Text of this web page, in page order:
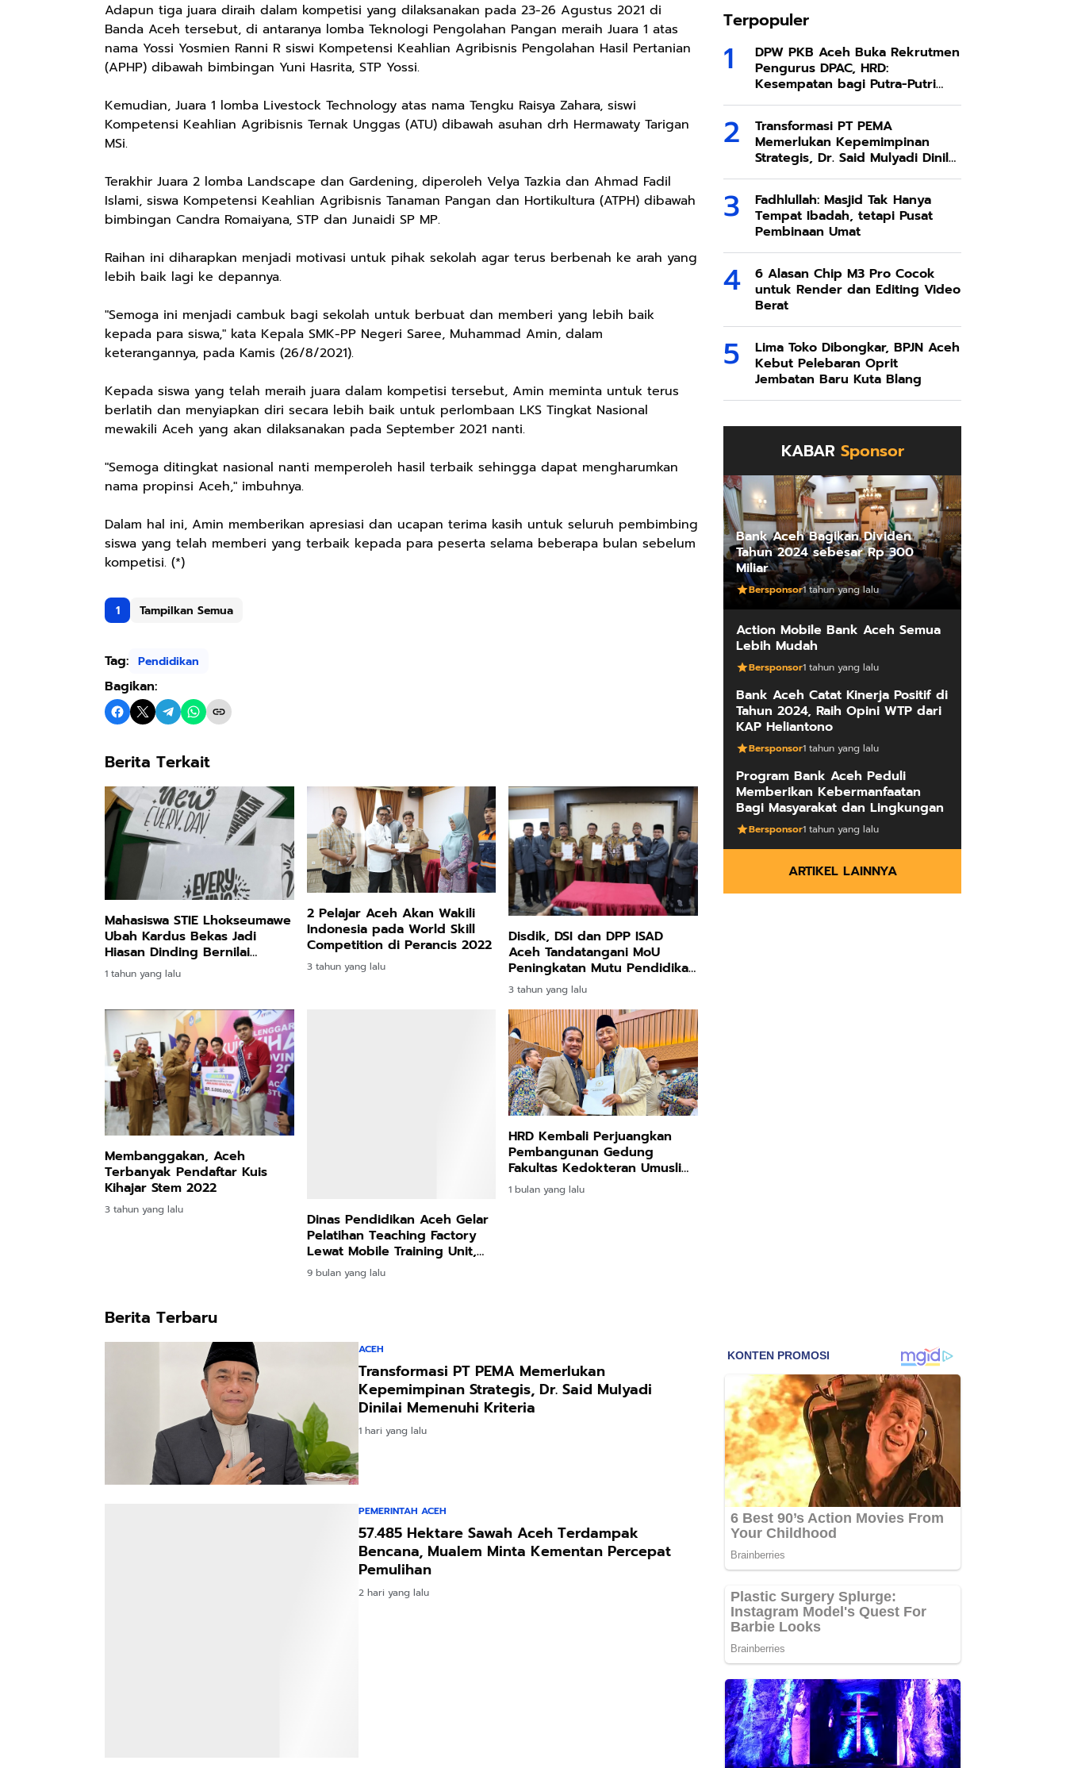
Adapun tiga juara diraih dalam kompetisi yang dilaksanakan pada 23-26 Agustus 2021 di
Banda Aceh tersebut, di antaranya lomba Teknologi Pengolahan Pangan meraih Juara 1 atas
nama Yossi Yosmien Ranni R siswi Kompetensi Keahlian Agribisnis Pengolahan Hasil Pertanian
(APHP) dibawah bimbingan Yuni Hasrita, STP Yossi.
Kemudian, Juara 1 lomba Livestock Technology atas nama Tengku Raisya Zahara, siswi
Kompetensi Keahlian Agribisnis Ternak Unggas (ATU) dibawah asuhan drh Hermawaty Tarigan
MSi.
Terakhir Juara 2 lomba Landscape dan Gardening, diperoleh Velya Tazkia dan Ahmad Fadil
Islami, siswa Kompetensi Keahlian Agribisnis Tanaman Pangan dan Hortikultura (ATPH) dibawah
bimbingan Candra Romaiyana, STP dan Junaidi SP MP.
Raihan ini diharapkan menjadi motivasi untuk pihak sekolah agar terus berbenah ke arah yang
lebih baik lagi ke depannya.
"Semoga ini menjadi cambuk bagi sekolah untuk berbuat dan memberi yang lebih baik
kepada para siswa," kata Kepala SMK-PP Negeri Saree, Muhammad Amin, dalam
keterangannya, pada Kamis (26/8/2021).
Kepada siswa yang telah meraih juara dalam kompetisi tersebut, Amin meminta untuk terus
berlatih dan menyiapkan diri secara lebih baik untuk perlombaan LKS Tingkat Nasional
mewakili Aceh yang akan dilaksanakan pada September 2021 nanti.
"Semoga ditingkat nasional nanti memperoleh hasil terbaik sehingga dapat mengharumkan
nama propinsi Aceh," imbuhnya.
Dalam hal ini, Amin memberikan apresiasi dan ucapan terima kasih untuk seluruh pembimbing
siswa yang telah memberi yang terbaik kepada para peserta selama beberapa bulan sebelum
kompetisi. (*)
1 Tampilkan Semua
Tag: Pendidikan
Bagikan:
Berita Terkait
Mahasiswa STIE Lhokseumawe
Ubah Kardus Bekas Jadi
Hiasan Dinding Bernilai
Ekonomis
1 tahun yang lalu
2 Pelajar Aceh Akan Wakili
Indonesia pada World Skill
Competition di Perancis 2022
3 tahun yang lalu
Disdik, DSI dan DPP ISAD
Aceh Tandatangani MoU
Peningkatan Mutu Pendidikan
Berbasis Syariat Islam
3 tahun yang lalu
Membanggakan, Aceh
Terbanyak Pendaftar Kuis
Kihajar Stem 2022
3 tahun yang lalu
Dinas Pendidikan Aceh Gelar
Pelatihan Teaching Factory
Lewat Mobile Training Unit,
Cetak Lulusan SMK Siap Kerja
9 bulan yang lalu
HRD Kembali Perjuangkan
Pembangunan Gedung
Fakultas Kedokteran Umuslim,
Usulan Diserahkan ke Menteri
1 bulan yang lalu
Berita Terbaru
ACEH
Transformasi PT PEMA Memerlukan
Kepemimpinan Strategis, Dr. Said Mulyadi
Dinilai Memenuhi Kriteria
1 hari yang lalu
PEMERINTAH ACEH
57.485 Hektare Sawah Aceh Terdampak
Bencana, Mualem Minta Kementan Percepat
Pemulihan
2 hari yang lalu
Terpopuler
DPW PKB Aceh Buka Rekrutmen
Pengurus DPAC, HRD:
Kesempatan bagi Putra-Putri
Terbaik Aceh
Transformasi PT PEMA
Memerlukan Kepemimpinan
Strategis, Dr. Said Mulyadi Dinilai
Memenuhi Kriteria
Fadhlullah: Masjid Tak Hanya
Tempat Ibadah, tetapi Pusat
Pembinaan Umat
6 Alasan Chip M3 Pro Cocok
untuk Render dan Editing Video
Berat
Lima Toko Dibongkar, BPJN Aceh
Kebut Pelebaran Oprit
Jembatan Baru Kuta Blang
KABAR Sponsor
Bank Aceh Bagikan Dividen
Tahun 2024 sebesar Rp 300
Miliar
Bersponsor1 tahun yang lalu
Action Mobile Bank Aceh Semua
Lebih Mudah
Bersponsor1 tahun yang lalu
Bank Aceh Catat Kinerja Positif di
Tahun 2024, Raih Opini WTP dari
KAP Heliantono
Bersponsor1 tahun yang lalu
Program Bank Aceh Peduli
Memberikan Kebermanfaatan
Bagi Masyarakat dan Lingkungan
Bersponsor1 tahun yang lalu
ARTIKEL LAINNYA